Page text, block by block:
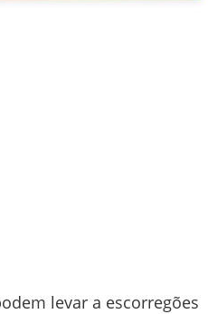
levar a escorregões